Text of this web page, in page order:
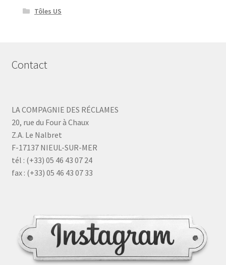
Tôles US
Contact
LA COMPAGNIE DES RÉCLAMES
20, rue du Four à Chaux
Z.A. Le Nalbret
F-17137 NIEUL-SUR-MER
tél : (+33) 05 46 43 07 24
fax : (+33) 05 46 43 07 33